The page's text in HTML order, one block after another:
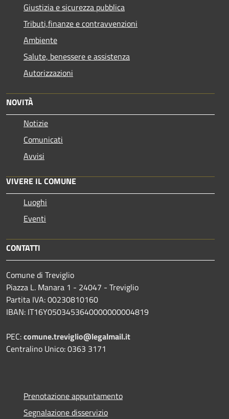
Giustizia e sicurezza pubblica
Tributi,finanze e contravvenzioni
Ambiente
Salute, benessere e assistenza
Autorizzazioni
NOVITÀ
Notizie
Comunicati
Avvisi
VIVERE IL COMUNE
Luoghi
Eventi
CONTATTI
Comune di Treviglio
Piazza L. Manara 1 - 24047 - Treviglio
Partita IVA: 00230810160
IBAN: IT16Y0503453640000000004819
PEC:comune.treviglio@legalmail.it
Centralino Unico: 0363 3171
Prenotazione appuntamento
Segnalazione disservizio